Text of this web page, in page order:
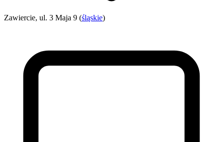
Zawiercie, ul. 3 Maja 9 (śląskie)